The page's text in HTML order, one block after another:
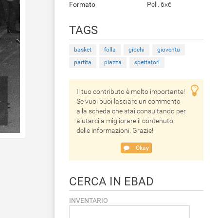
Formato Pell. 6x6
TAGS
basket folla giochi
gioventu
partita
piazza spettatori
Il tuo contributo è molto importante!
Se vuoi puoi lasciare un commento
alla scheda che stai consultando per
aiutarci a migliorare il contenuto
delle informazioni. Grazie!
Okay
CERCA IN EBAD
INVENTARIO